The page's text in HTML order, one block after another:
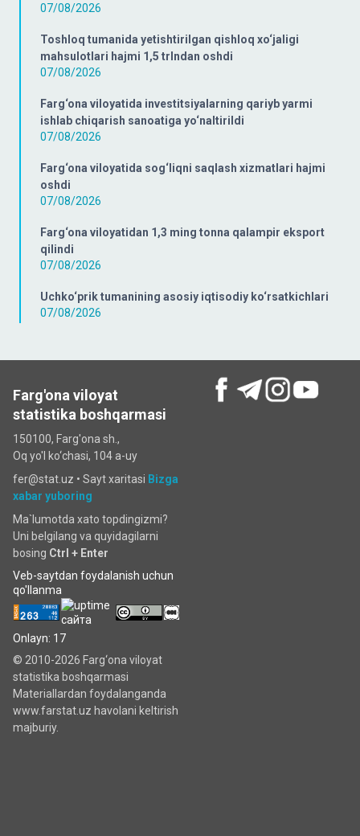
07/08/2026
Toshloq tumanida yetishtirilgan qishloq xo‘jaligi
mahsulotlari hajmi 1,5 trlndan oshdi
07/08/2026
Farg‘ona viloyatida investitsiyalarning qariyb yarmi
ishlab chiqarish sanoatiga yo‘naltirildi
07/08/2026
Farg‘ona viloyatida sog‘liqni saqlash xizmatlari hajmi
oshdi
07/08/2026
Farg‘ona viloyatidan 1,3 ming tonna qalampir eksport
qilindi
07/08/2026
Uchko‘prik tumanining asosiy iqtisodiy ko‘rsatkichlari
07/08/2026
Farg'ona viloyat
statistika boshqarmasi
150100, Farg'ona sh.,
Oq yo'l ko‘chаsi, 104 a-uy
fer@stat.uz • Sayt xaritasi Bizga
xabar yuboring
Ma`lumotda xato topdingizmi?
Uni belgilang va quyidagilarni
bosing Ctrl + Enter
Veb-saytdan foydalanish uchun
qo'llanma
Onlayn: 17
© 2010-2026 Farg‘ona viloyat
statistika boshqarmasi
Materiallardan foydalanganda
www.farstat.uz havolani keltirish
majburiy.